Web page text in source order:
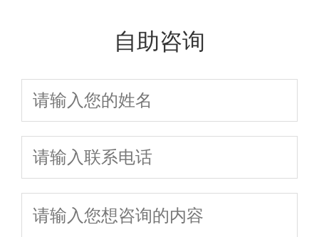
自助咨询